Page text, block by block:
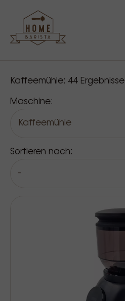
Unsere Produkte
Kaffeemühle: 44 Ergebnisse
Maschine:
Kaffeemühle
Sortieren nach:
-